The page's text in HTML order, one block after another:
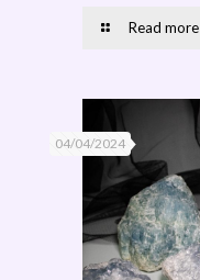
Read more
04/04/2024